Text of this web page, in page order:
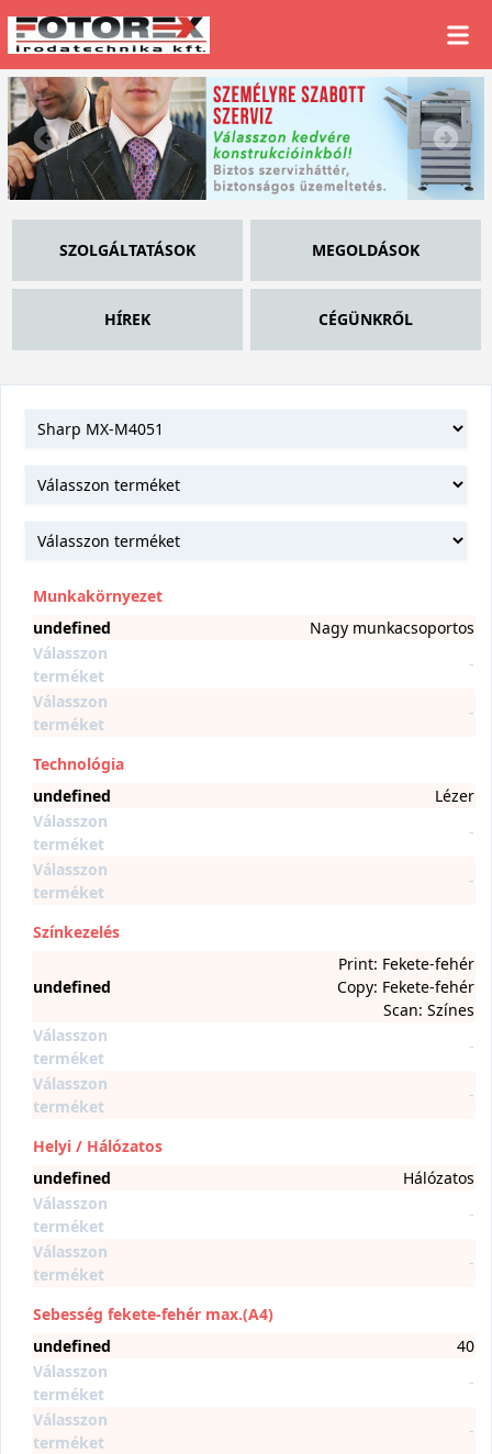
SZOLGÁLTATÁSOK MEGOLDÁSOK
HÍREK CÉGÜNKRŐL
Munkakörnyezet
undefined
Nagy munkacsoportos
Válasszon
terméket
-
Válasszon
terméket
-
Technológia
undefined
Lézer
Válasszon
terméket
-
Válasszon
terméket
-
Színkezelés
undefined
Print: Fekete-fehér
Copy: Fekete-fehér
Scan: Színes
Válasszon
terméket
-
Válasszon
terméket
-
Helyi / Hálózatos
undefined
Hálózatos
Válasszon
terméket
-
Válasszon
terméket
-
Sebesség fekete-fehér max.(A4)
undefined
40
Válasszon
terméket
-
Válasszon
terméket
-